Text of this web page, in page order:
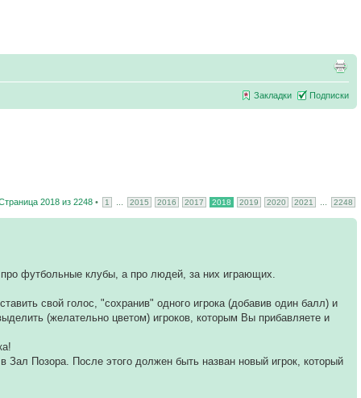
Закладки Подписки
2018 из 2248 • 1 2015 2016 2017 2018 2019 2020 2021 2248
про футбольные клубы, а про людей, за них играющих.
свой голос, "сохранив" одного игрока (добавив один балл) и
(желательно цветом) игроков, которым Вы прибавляете и
Зал Позора. После этого должен быть назван новый игрок, который